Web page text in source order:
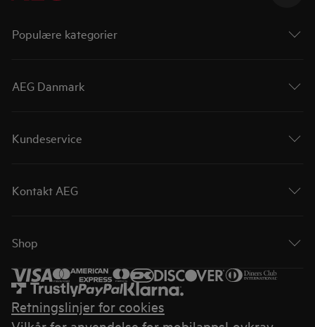
Populære kategorier
AEG Danmark
Kundeservice
Kontakt AEG
Shop
Retningslinjer for cookies